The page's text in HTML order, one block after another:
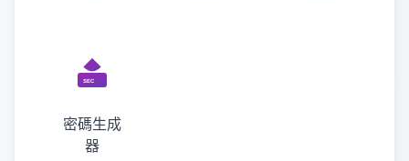
密碼生成
器